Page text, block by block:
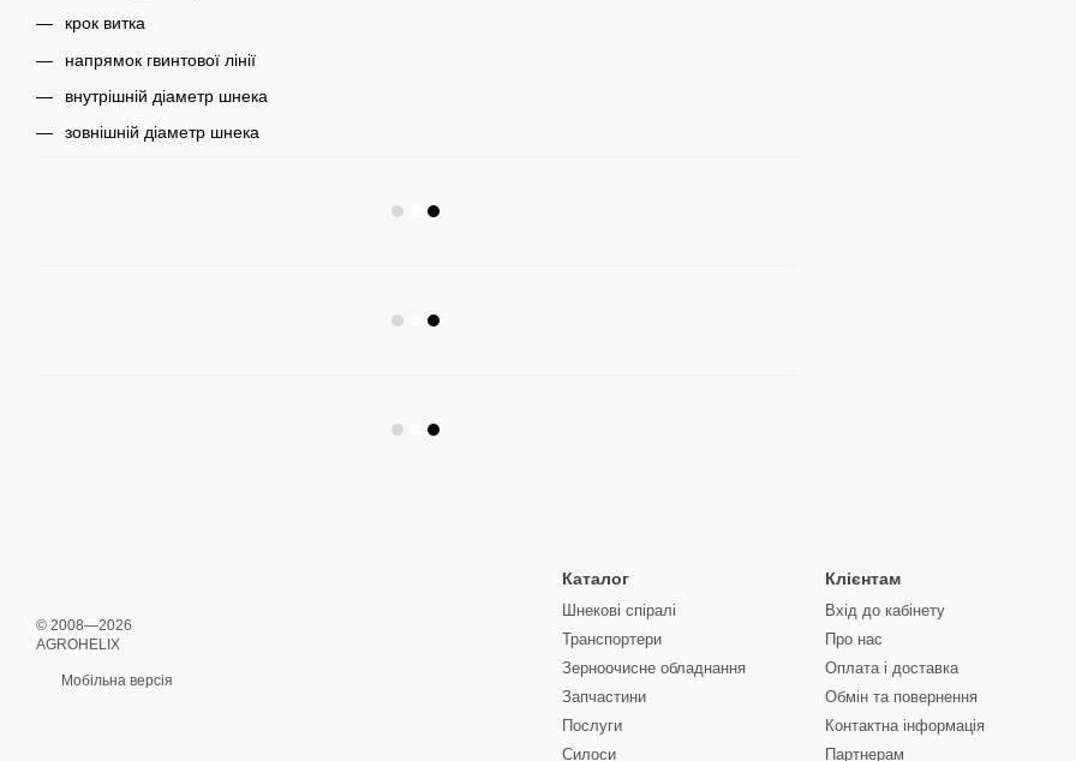
крок витка
напрямок гвинтової лінії
внутрішній діаметр шнека
зовнішній діаметр шнека
© 2008—2026
AGROHELIX
Мобільна версія
Каталог
Шнекові спіралі
Транспортери
Зерноочисне обладнання
Запчастини
Послуги
Силоси
Клієнтам
Вхід до кабінету
Про нас
Оплата і доставка
Обмін та повернення
Контактна інформація
Партнерам